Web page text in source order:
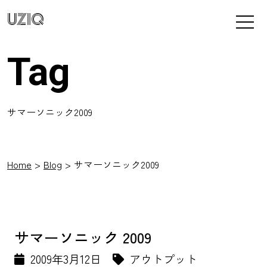
UZIQ
Tag
サマーソニック2009
Home Blog サマーソニック2009
サマーソニック 2009
2009年3月12日
アウトプット